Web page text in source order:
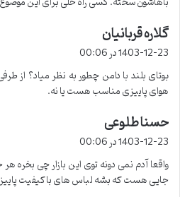
گلاره قربانیانف
1403-12-23 در 00:06
بوتای بلند با دامن چطور به نظر میاد؟ از
هوای پاییزی مناسب هست یا نه.
حسنا طلوعیف
:
1403-12-23 در 00:06
واقعا آدم نمی دونه توی این بازار چی بخره
جایی هست که بشه لباس های باکیفیت